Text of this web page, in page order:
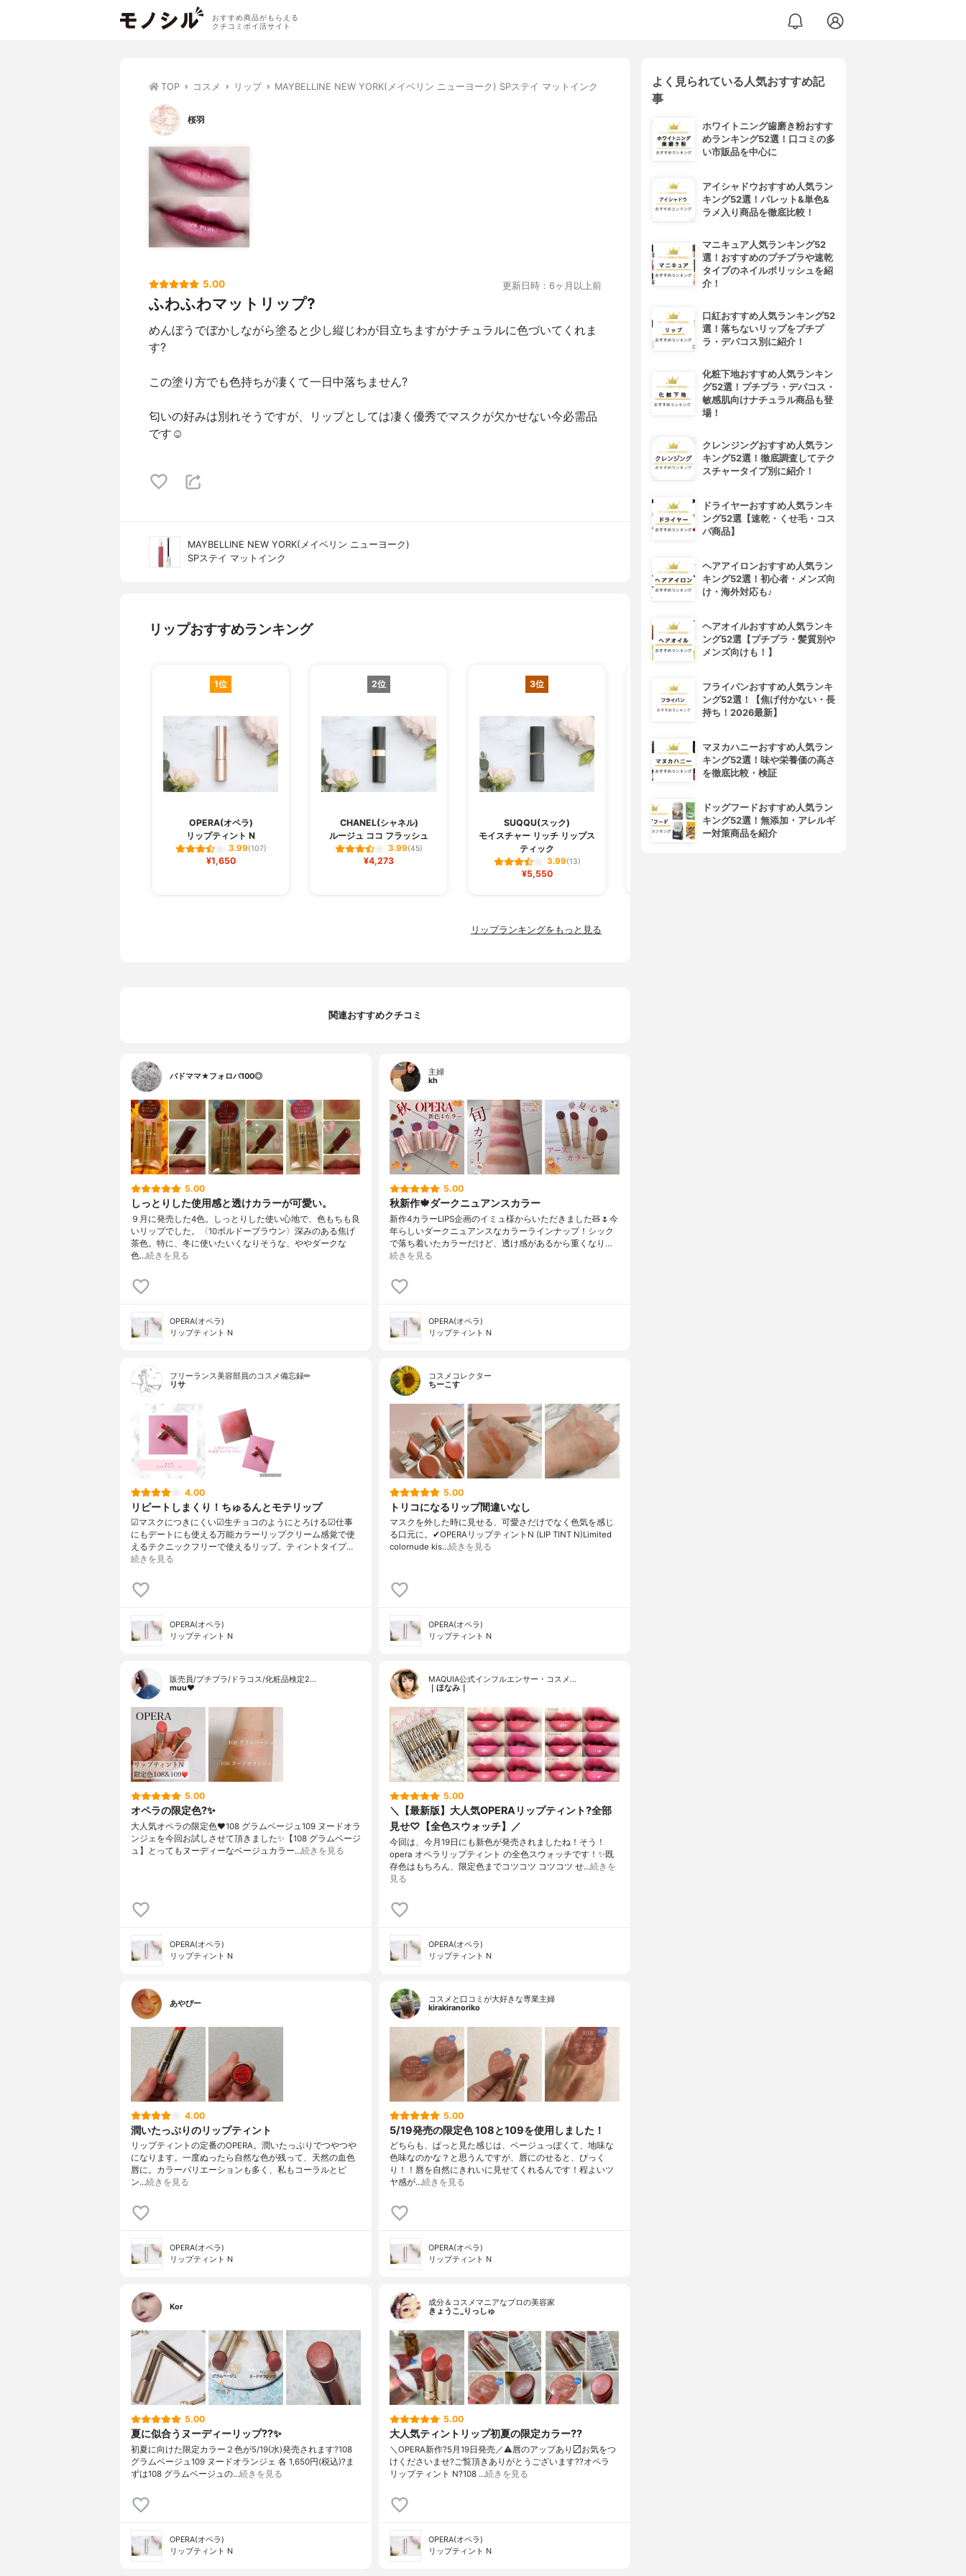
おすすめ商品がもらえる
クチコミポイ活サイト
TOP コスメ リップ MAYBELLINE NEW YORK(メイベリン ニューヨーク) SPステイ マットインク
桜羽
5.00 更新日時：6ヶ月以上前
ふわふわマットリップ?
めんぼうでぼかしながら塗ると少し縦じわが目立ちますがナチュラルに色づいてくれま
す?
この塗り方でも色持ちが凄くて一日中落ちません?
匂いの好みは別れそうですが、リップとしては凄く優秀でマスクが欠かせない今必需品
です☺️
MAYBELLINE NEW YORK(メイベリン ニューヨーク)
SPステイ マットインク
リップおすすめランキング
1位
OPERA(オペラ)
リップティント N
3.99(107)
¥1,650
2位
CHANEL(シャネル)
ルージュ ココ フラッシュ
3.99(45)
¥4,273
3位
SUQQU(スック)
モイスチャー リッチ リップス
ティック
3.99(13)
¥5,550
rom&nd(ロムアンド)
ジューシーラスティングティン
CEZANNE(セザンヌ)
リップランキングをもっと見る
関連おすすめクチコミ
バドママ★フォロバ100◎
5.00
しっとりした使用感と透けカラーが可愛い。
９月に発売した4色。しっとりした使い心地で、色もちも良
いリップでした。〈10ボルドーブラウン〉深みのある焦げ
茶色。特に、冬に使いたいくなりそうな、ややダークな
色…続きを見る
OPERA(オペラ)
リップティント N
主婦
kh
5.00
秋新作🍁ダークニュアンスカラー
新作4カラーLIPS企画のイミュ様からいただきました🧸🌷今
年らしいダークニュアンスなカラーラインナップ！シック
で落ち着いたカラーだけど、透け感があるから重くなり…
続きを見る
OPERA(オペラ)
リップティント N
フリーランス美容部員のコスメ備忘録✏︎
リサ
4.00
リピートしまくり！ちゅるんとモテリップ
☑︎マスクにつきにくい☑︎生チョコのようにとろける☑︎仕事
にもデートにも使える万能カラーリップクリーム感覚で使
えるテクニックフリーで使えるリップ。ティントタイプ…
続きを見る
OPERA(オペラ)
リップティント N
コスメコレクター
ちーこす
5.00
トリコになるリップ間違いなし
マスクを外した時に見せる、可愛さだけでなく色気を感じ
る口元に。✔︎OPERAリップティントN (LIP TINT N)Limited
colornude kis…続きを見る
OPERA(オペラ)
リップティント N
販売員/プチプラ/ドラコス/化粧品検定2…
muu❤︎
5.00
オペラの限定色?✨
大人気オペラの限定色❤️108 グラムベージュ109 ヌードオラ
ンジェを今回お試しさせて頂きました✨【108 グラムベージ
ュ】とってもヌーディーなベージュカラー…続きを見る
OPERA(オペラ)
リップティント N
MAQUIA公式インフルエンサー・コスメ…
｜ほなみ｜
5.00
＼【最新版】大人気OPERAリップティント?全部
見せ♡【全色スウォッチ】／
今回は、今月19日にも新色が発売されましたね！そう！
opera オペラリップティント の全色スウォッチです！✨既
存色はもちろん、限定色までコツコツ コツコツ せ…続きを
見る
OPERA(オペラ)
リップティント N
あやぴー
4.00
潤いたっぷりのリップティント
リップティントの定番のOPERA。潤いたっぷりでつやつや
になります。一度ぬったら自然な色が残って、天然の血色
唇に。カラーバリエーションも多く、私もコーラルとピ
ン…続きを見る
OPERA(オペラ)
リップティント N
コスメと口コミが大好きな専業主婦
kirakiranoriko
5.00
5/19発売の限定色 108と109を使用しました！
どちらも、ぱっと見た感じは、ベージュっぽくて、地味な
色味なのかな？と思うんですが、唇にのせると、びっく
り！！唇を自然にきれいに見せてくれるんです！程よいツ
ヤ感が…続きを見る
OPERA(オペラ)
リップティント N
Kor
5.00
夏に似合うヌーディーリップ??✨
初夏に向けた限定カラー２色が5/19(水)発売されます?108
グラムベージュ109 ヌードオランジェ 各 1,650円(税込)?ま
ずは108 グラムベージュの…続きを見る
OPERA(オペラ)
リップティント N
成分＆コスメマニアなプロの美容家
きょうこ_りっしゅ
5.00
大人気ティントリップ初夏の限定カラー??
＼OPERA新作?5月19日発売／ ⚠️唇のアップあり〼 お気をつ
けくださいませ? ご覧頂きありがとうございます? ?オペラ
リップティント N ?108 …続きを見る
OPERA(オペラ)
リップティント N
よく見られている人気おすすめ記
事
ホワイトニング歯磨き粉おすす
めランキング52選！口コミの多
い市販品を中心に
アイシャドウおすすめ人気ラン
キング52選！パレット&単色&
ラメ入り商品を徹底比較！
マニキュア人気ランキング52
選！おすすめのプチプラや速乾
タイプのネイルポリッシュを紹
介！
口紅おすすめ人気ランキング52
選！落ちないリップをプチプ
ラ・デパコス別に紹介！
化粧下地おすすめ人気ランキン
グ52選！プチプラ・デパコス・
敏感肌向けナチュラル商品も登
場！
クレンジングおすすめ人気ラン
キング52選！徹底調査してテク
スチャータイプ別に紹介！
ドライヤーおすすめ人気ランキ
ング52選【速乾・くせ毛・コス
パ商品】
ヘアアイロンおすすめ人気ラン
キング52選！初心者・メンズ向
け・海外対応も♪
ヘアオイルおすすめ人気ランキ
ング52選【プチプラ・髪質別や
メンズ向けも！】
フライパンおすすめ人気ランキ
ング52選！【焦げ付かない・長
持ち！2026最新】
マヌカハニーおすすめ人気ラン
キング52選！味や栄養価の高さ
を徹底比較・検証
ドッグフードおすすめ人気ラン
キング52選！無添加・アレルギ
ー対策商品を紹介